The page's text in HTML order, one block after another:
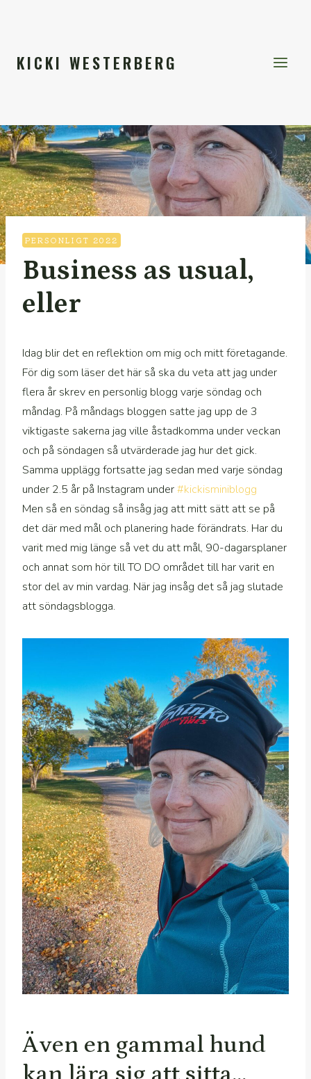
KICKI WESTERBERG
PERSONLIGT 2022
Business as usual,
eller
Idag blir det en reflektion om mig och mitt företagande.
För dig som läser det här så ska du veta att jag under
flera år skrev en personlig blogg varje söndag och
måndag. På måndags bloggen satte jag upp de 3
viktigaste sakerna jag ville åstadkomma under veckan
och på söndagen så utvärderade jag hur det gick.
Samma upplägg fortsatte jag sedan med varje söndag
under 2.5 år på Instagram under#kickisminiblogg
Men så en söndag så insåg jag att mitt sätt att se på
det där med mål och planering hade förändrats. Har du
varit med mig länge så vet du att mål, 90-dagarsplaner
och annat som hör till TO DO området till har varit en
stor del av min vardag. När jag insåg det så jag slutade
att söndagsblogga.
Även en gammal hund